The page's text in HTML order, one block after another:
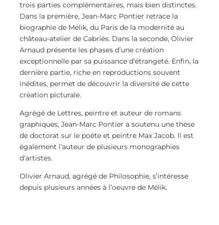
trois parties complémentaires, mais bien distinctes.
Dans la première, Jean-Marc Pontier retrace la
biographie de Mélik, du Paris de la modernité au
château-atelier de Cabriès. Dans la seconde, Olivier
Arnaud présente les phases d’une création
exceptionnelle par sa puissance d’étrangeté. Enfin, la
dernière partie, riche en reproductions souvent
inédites, permet de découvrir la diversité de cette
création picturale.
Agrégé de Lettres, peintre et auteur de romans
graphiques, Jean-Marc Pontier a soutenu une thèse
de doctorat sur le poète et peintre Max Jacob. Il est
également l’auteur de plusieurs monographies
d’artistes.
Olivier Arnaud, agrégé de Philosophie, s’intéresse
depuis plusieurs années à l’oeuvre de Mélik.